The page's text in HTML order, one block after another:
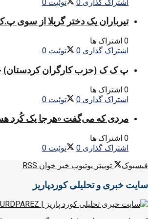
اشتراک گذاری 0 توئیت 0
تیرباران یک دختر گریلا از سوی
0 اشتراک ها
اشتراک گذاری 0 توئیت 0
پ ک ک (حزب کارگران
0 اشتراک ها
اشتراک گذاری 0 توئیت 0
مردی که می‌گفت «هرجا یک کُرد
0 اشتراک ها
اشتراک گذاری 0 توئیت 0
فیسبوک
توییتر یوتیوب خبر خوان RSS
سایت خبری و تحلیلی کوردپاریز